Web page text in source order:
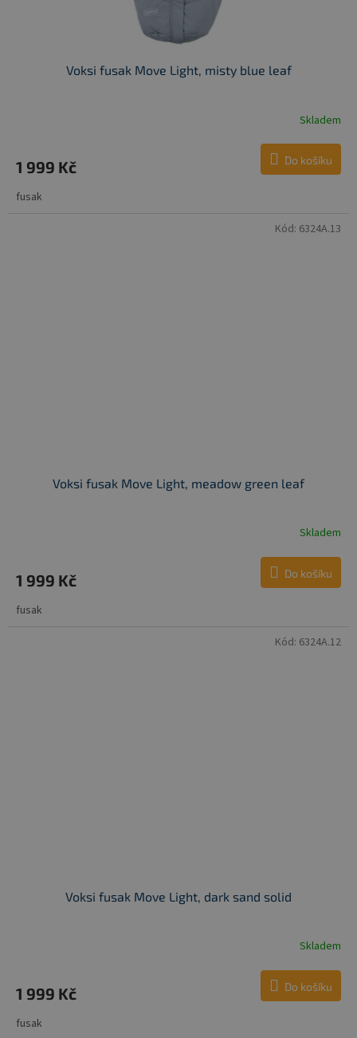
Voksi fusak Move Light, misty blue leaf
Skladem
1 999 Kč Do košíku
fusak
Voksi fusak Move Light, meadow green leaf
Skladem
1 999 Kč Do košíku
fusak
Kód: 6324A.13
Voksi fusak Move Light, dark sand solid
Skladem
1 999 Kč Do košíku
fusak
Kód: 6324A.12